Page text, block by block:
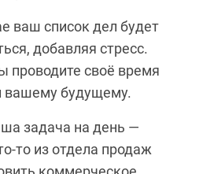
ваш список дел будет
добавляя стресс.
проводите своё время
вашему будущему.
задача на день —
то из отдела продаж